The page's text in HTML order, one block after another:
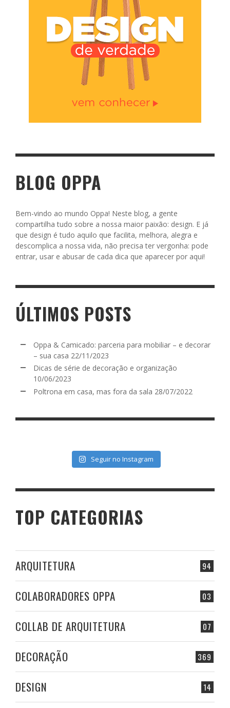
BLOG OPPA
Bem-vindo ao mundo Oppa! Neste blog, a gente
compartilha tudo sobre a nossa maior paixão: design. E já
que design é tudo aquilo que facilita, melhora, alegra e
descomplica a nossa vida, não precisa ter vergonha: pode
entrar, usar e abusar de cada dica que aparecer por aqui!
ÚLTIMOS POSTS
Oppa & Camicado: parceria para mobiliar – e decorar
– sua casa 22/11/2023
Dicas de série de decoração e organização
10/06/2023
Poltrona em casa, mas fora da sala 28/07/2022
Seguir no Instagram
TOP CATEGORIAS
94
ARQUITETURA
03
COLABORADORES OPPA
07
COLLAB DE ARQUITETURA
369
DECORAÇÃO
14
DESIGN